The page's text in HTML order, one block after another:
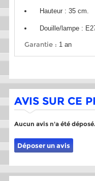
Hauteur : 35 cm.
Douille/lampe :
Garantie : 1 an
AVIS SUR CE
Aucun avis n'a été déposé.
Déposer un avis